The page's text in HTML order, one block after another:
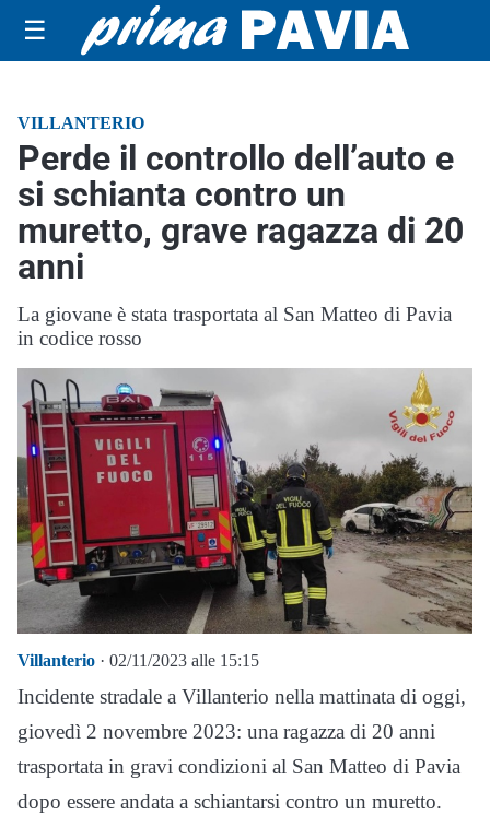
☰
VILLANTERIO
Perde il controllo dell’auto e
si schianta contro un
muretto, grave ragazza di 20
anni
La giovane è stata trasportata al San Matteo di Pavia
in codice rosso
Villanterio · 02/11/2023 alle 15:15
Incidente stradale a Villanterio nella mattinata di oggi,
giovedì 2 novembre 2023: una ragazza di 20 anni
trasportata in gravi condizioni al San Matteo di Pavia
dopo essere andata a schiantarsi contro un muretto.